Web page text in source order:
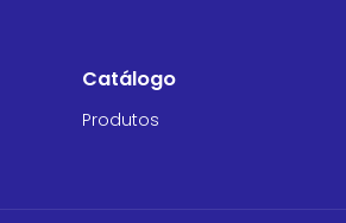
Catálogo
Produtos